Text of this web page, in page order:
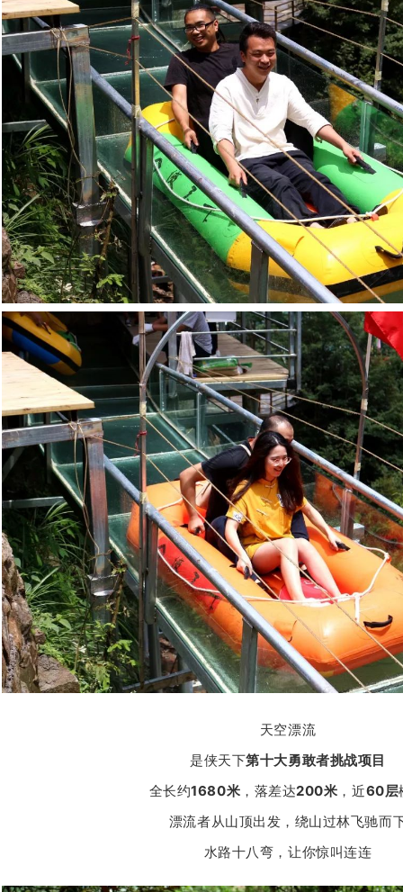
天空漂流
是侠天下第十大勇敢者挑战项目
全长约1680米 ，落差达200米 ，近60层
漂流者从山顶出发，绕山过林飞驰而
水路十八弯，让你惊叫连连